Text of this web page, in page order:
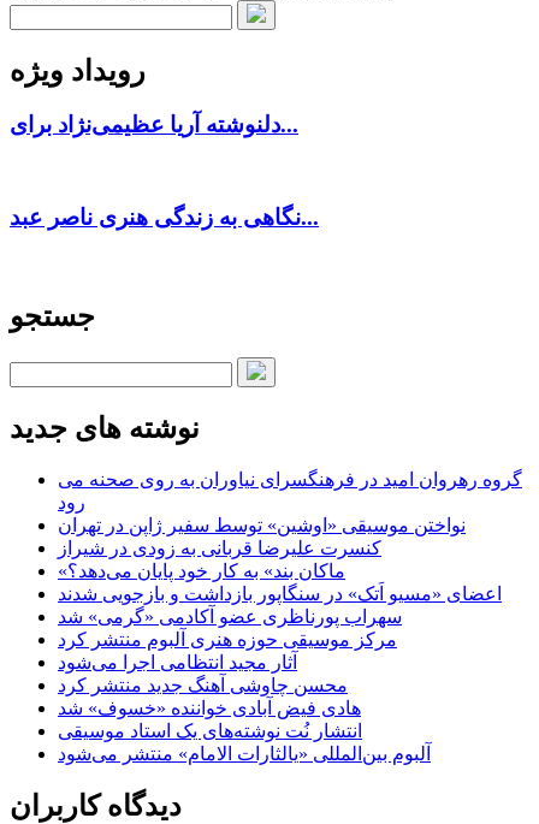
رویداد ویژه
دلنوشته آریا عظیمی‌نژاد برای...
نگاهی به زندگی هنری ناصر عبد...
جستجو
نوشته های جدید
گروه رهروان امید در فرهنگسرای نیاوران به روی صحنه می
رود
نواختن موسیقی «اوشین» توسط سفیر ژاپن در تهران
کنسرت علیرضا قربانی به زودی در شیراز
«ماکان بند» به کار خود پایان می‌دهد؟
اعضای «مسیو اَتک» در سنگاپور بازداشت و بازجویی شدند
سهراب پورناظری عضو آکادمی «گرمی» شد
مرکز موسیقی حوزه هنری آلبوم منتشر کرد
آثار مجید انتظامی اجرا می‌شود
محسن چاوشی آهنگ جدید منتشر کرد
هادی فیض آبادی خواننده «خسوف» شد
انتشار نُت نوشته‌های یک استاد موسیقی
آلبوم بین‌المللی «یالثارات الامام» منتشر می‌شود
دیدگاه کاربران